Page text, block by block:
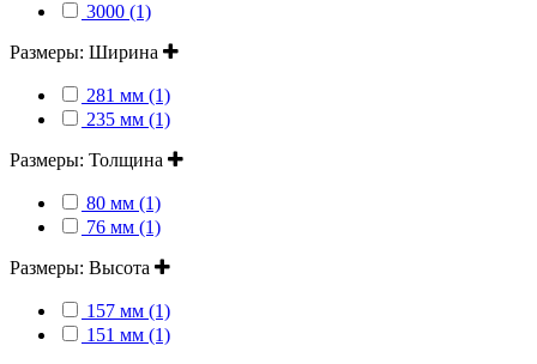
3000 (1)
Размеры: Ширина
281 мм (1)
235 мм (1)
Размеры: Толщина
80 мм (1)
76 мм (1)
Размеры: Высота
157 мм (1)
151 мм (1)